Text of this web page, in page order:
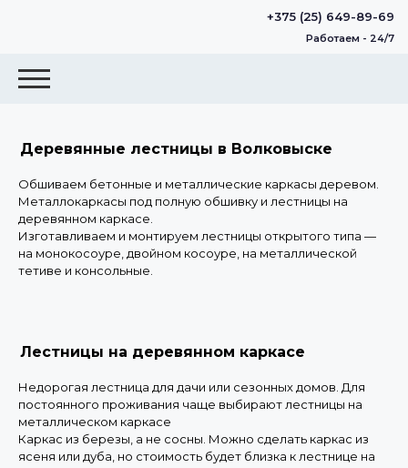
+375 (25) 649-89-69
Работаем - 24/7
Деревянные лестницы в Волковыске
Обшиваем бетонные и металлические каркасы деревом.
Металлокаркасы под полную обшивку и лестницы на
деревянном каркасе.
Изготавливаем и монтируем лестницы открытого типа —
на монокосоуре, двойном косоуре, на металлической
тетиве и консольные.
Лестницы на деревянном каркасе
Недорогая лестница для дачи или сезонных домов. Для
постоянного проживания чаще выбирают лестницы на
металлическом каркасе
Каркас из березы, а не сосны. Можно сделать каркас из
ясеня или дуба, но стоимость будет близка к лестнице на